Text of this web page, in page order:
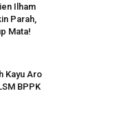
Ilham
Parah,
Mata!
Kayu Aro
BPPK